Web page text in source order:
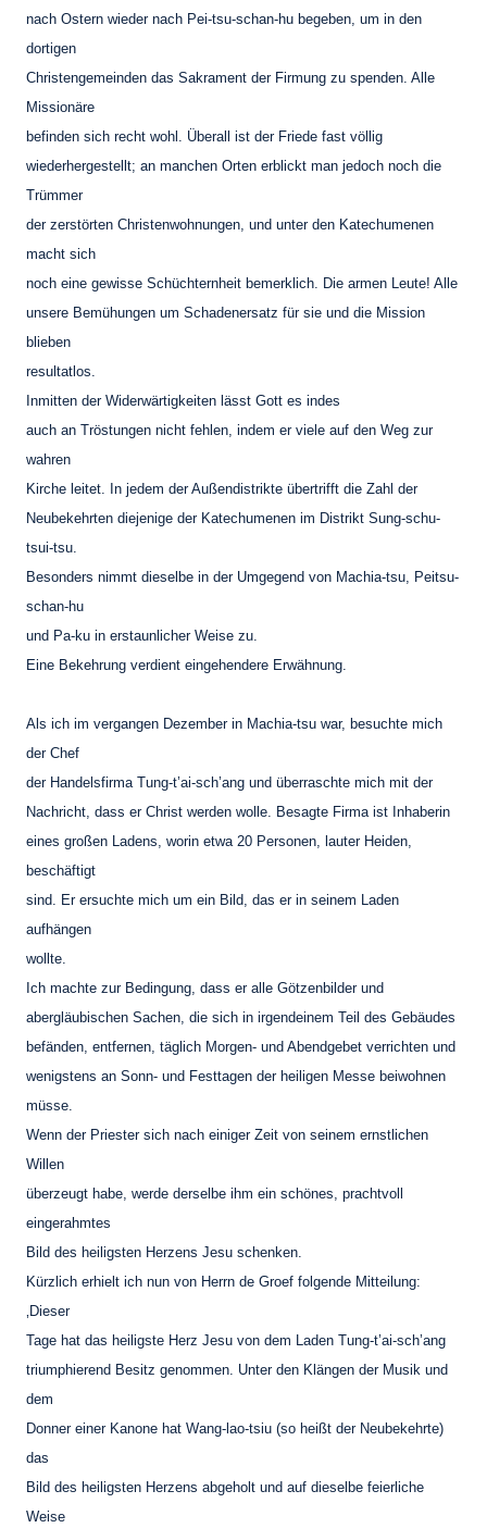
nach Ostern wieder nach Pei-tsu-schan-hu begeben, um in den
dortigen
Christengemeinden das Sakrament der Firmung zu spenden. Alle
Missionäre
befinden sich recht wohl. Überall ist der Friede fast völlig
wiederhergestellt; an manchen Orten erblickt man jedoch noch die
Trümmer
der zerstörten Christenwohnungen, und unter den Katechumenen
macht sich
noch eine gewisse Schüchternheit bemerklich. Die armen Leute! Alle
unsere Bemühungen um Schadenersatz für sie und die Mission
blieben
resultatlos.
Inmitten der Widerwärtigkeiten lässt Gott es indes
auch an Tröstungen nicht fehlen, indem er viele auf den Weg zur
wahren
Kirche leitet. In jedem der Außendistrikte übertrifft die Zahl der
Neubekehrten diejenige der Katechumenen im Distrikt Sung-schu-
tsui-tsu.
Besonders nimmt dieselbe in der Umgegend von Machia-tsu, Peitsu-
schan-hu
und Pa-ku in erstaunlicher Weise zu.
Eine Bekehrung verdient eingehendere Erwähnung.
Als ich im vergangen Dezember in Machia-tsu war, besuchte mich
der Chef
der Handelsfirma Tung-t’ai-sch’ang und überraschte mich mit der
Nachricht, dass er Christ werden wolle. Besagte Firma ist Inhaberin
eines großen Ladens, worin etwa 20 Personen, lauter Heiden,
beschäftigt
sind. Er ersuchte mich um ein Bild, das er in seinem Laden
aufhängen
wollte.
Ich machte zur Bedingung, dass er alle Götzenbilder und
abergläubischen Sachen, die sich in irgendeinem Teil des Gebäudes
befänden, entfernen, täglich Morgen- und Abendgebet verrichten und
wenigstens an Sonn- und Festtagen der heiligen Messe beiwohnen
müsse.
Wenn der Priester sich nach einiger Zeit von seinem ernstlichen
Willen
überzeugt habe, werde derselbe ihm ein schönes, prachtvoll
eingerahmtes
Bild des heiligsten Herzens Jesu schenken.
Kürzlich erhielt ich nun von Herrn de Groef folgende Mitteilung:
‚Dieser
Tage hat das heiligste Herz Jesu von dem Laden Tung-t’ai-sch’ang
triumphierend Besitz genommen. Unter den Klängen der Musik und
dem
Donner einer Kanone hat Wang-lao-tsiu (so heißt der Neubekehrte)
das
Bild des heiligsten Herzens abgeholt und auf dieselbe feierliche
Weise